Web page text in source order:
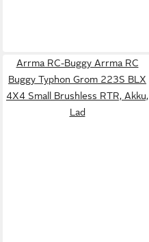
Arrma RC-Buggy Arrma RC
Buggy Typhon Grom 223S BLX
4X4 Small Brushless RTR, Akku,
Lad